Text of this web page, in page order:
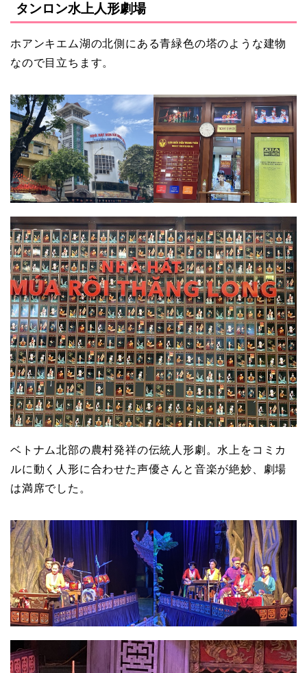
タンロン水上人形劇場
ホアンキエム湖の北側にある青緑色の塔のような建物
なので目立ちます。
ベトナム北部の農村発祥の伝統人形劇。水上をコミカ
ルに動く人形に合わせた声優さんと音楽が絶妙、劇場
は満席でした。